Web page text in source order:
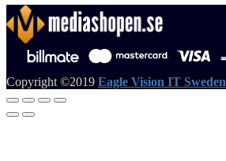
Copyright ©2019 Eagle Vision IT Sweden